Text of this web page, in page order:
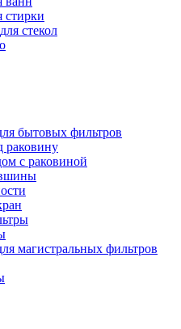
стирки
стекол
бытовых фильтров
раковину
с раковиной
магистральных фильтров